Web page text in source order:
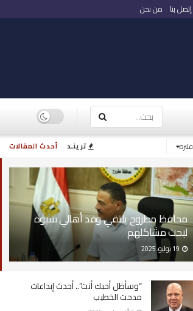
أحدث المقالات ترينـد فلترة
محافظ مطروح يلتقي وفد أهالي سيوة
لبحث مشاكلهم
“وسأظل أحبك أنت”.. أحدث إبداعات
مدحت الخطيب
إتصل بنا من نحن